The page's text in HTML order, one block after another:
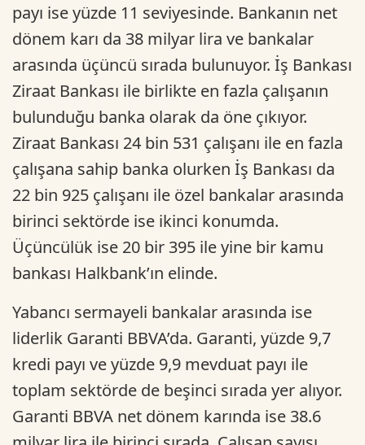
payı ise yüzde 11 seviyesinde. Bankanın net
dönem karı da 38 milyar lira ve bankalar
arasında üçüncü sırada bulunuyor. İş Bankası
Ziraat Bankası ile birlikte en fazla çalışanın
bulunduğu banka olarak da öne çıkıyor.
Ziraat Bankası 24 bin 531 çalışanı ile en fazla
çalışana sahip banka olurken İş Bankası da
22 bin 925 çalışanı ile özel bankalar arasında
birinci sektörde ise ikinci konumda.
Üçüncülük ise 20 bir 395 ile yine bir kamu
bankası Halkbank’ın elinde.
Yabancı sermayeli bankalar arasında ise
liderlik Garanti BBVA’da. Garanti, yüzde 9,7
kredi payı ve yüzde 9,9 mevduat payı ile
toplam sektörde de beşinci sırada yer alıyor.
Garanti BBVA net dönem karında ise 38.6